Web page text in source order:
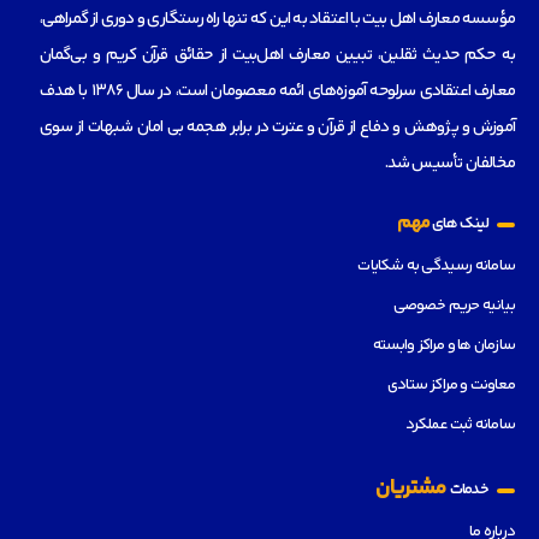
مؤسسه‌ معارف اهل بیت با اعتقاد به این که تنها راه رستگاری و دوری از گمراهی،
به حکم حدیث ثقلین، تبیین معارف اهل‌بیت از حقائق قرآن کریم و بی‌گمان
معارف اعتقادی سرلوحه آموزه‌های ائمه معصومان است، در سال 1386 با هدف
آموزش و پژوهش و دفاع از قرآن و عترت در برابر هجمه بی امان شبهات از سوی
مخالفان تأسیس شد.
لینک هایمهم
سامانه رسیدگی به شکایات
بیانیه حریم خصوصی
سازمان ها و مراکز وابسته
معاونت و مراکز ستادی
سامانه ثبت عملکرد
خدماتمشتریان
درباره ما